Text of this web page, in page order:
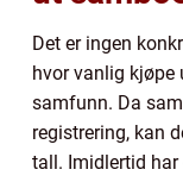
Det er ingen
hvor vanlig kjøpe
samfunn. Da
registrering, kan
tall. Imidlertid